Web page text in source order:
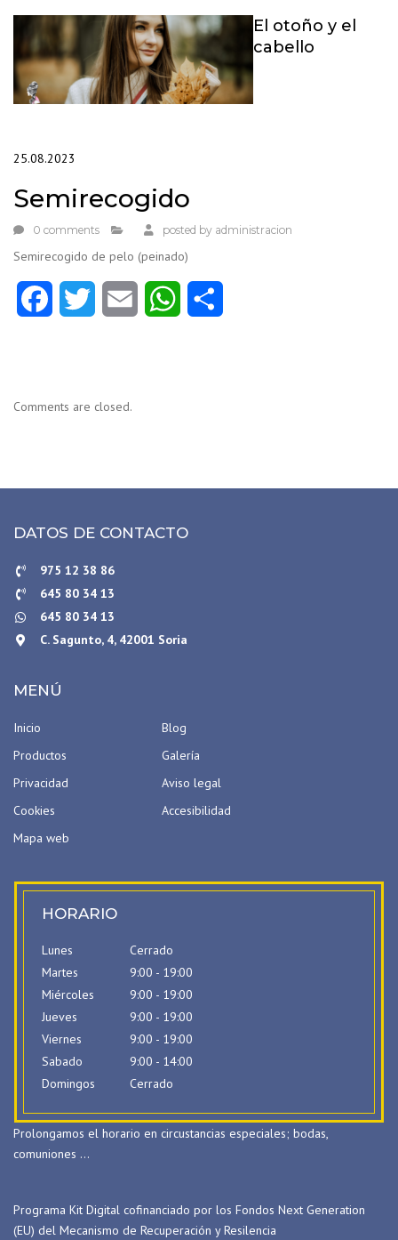
El otoño y el
cabello
25.08.2023
Semirecogido
0 comments posted by administracion
Semirecogido de pelo (peinado)
FacebookTwitter Email WhatsApp
Comments are closed.
DATOS DE CONTACTO
975 12 38 86
645 80 34 13
645 80 34 13
C. Sagunto, 4, 42001 Soria
MENÚ
Inicio
Blog
Productos
Galería
Privacidad
Aviso legal
Cookies
Accesibilidad
Mapa web
HORARIO
Lunes
Cerrado
Martes
9:00 - 19:00
Miércoles
9:00 - 19:00
Jueves
9:00 - 19:00
Viernes
9:00 - 19:00
Sabado
9:00 - 14:00
Domingos
Cerrado
Prolongamos el horario en circustancias especiales; bodas,
comuniones …
Programa Kit Digital cofinanciado por los Fondos Next Generation
(EU) del Mecanismo de Recuperación y Resilencia